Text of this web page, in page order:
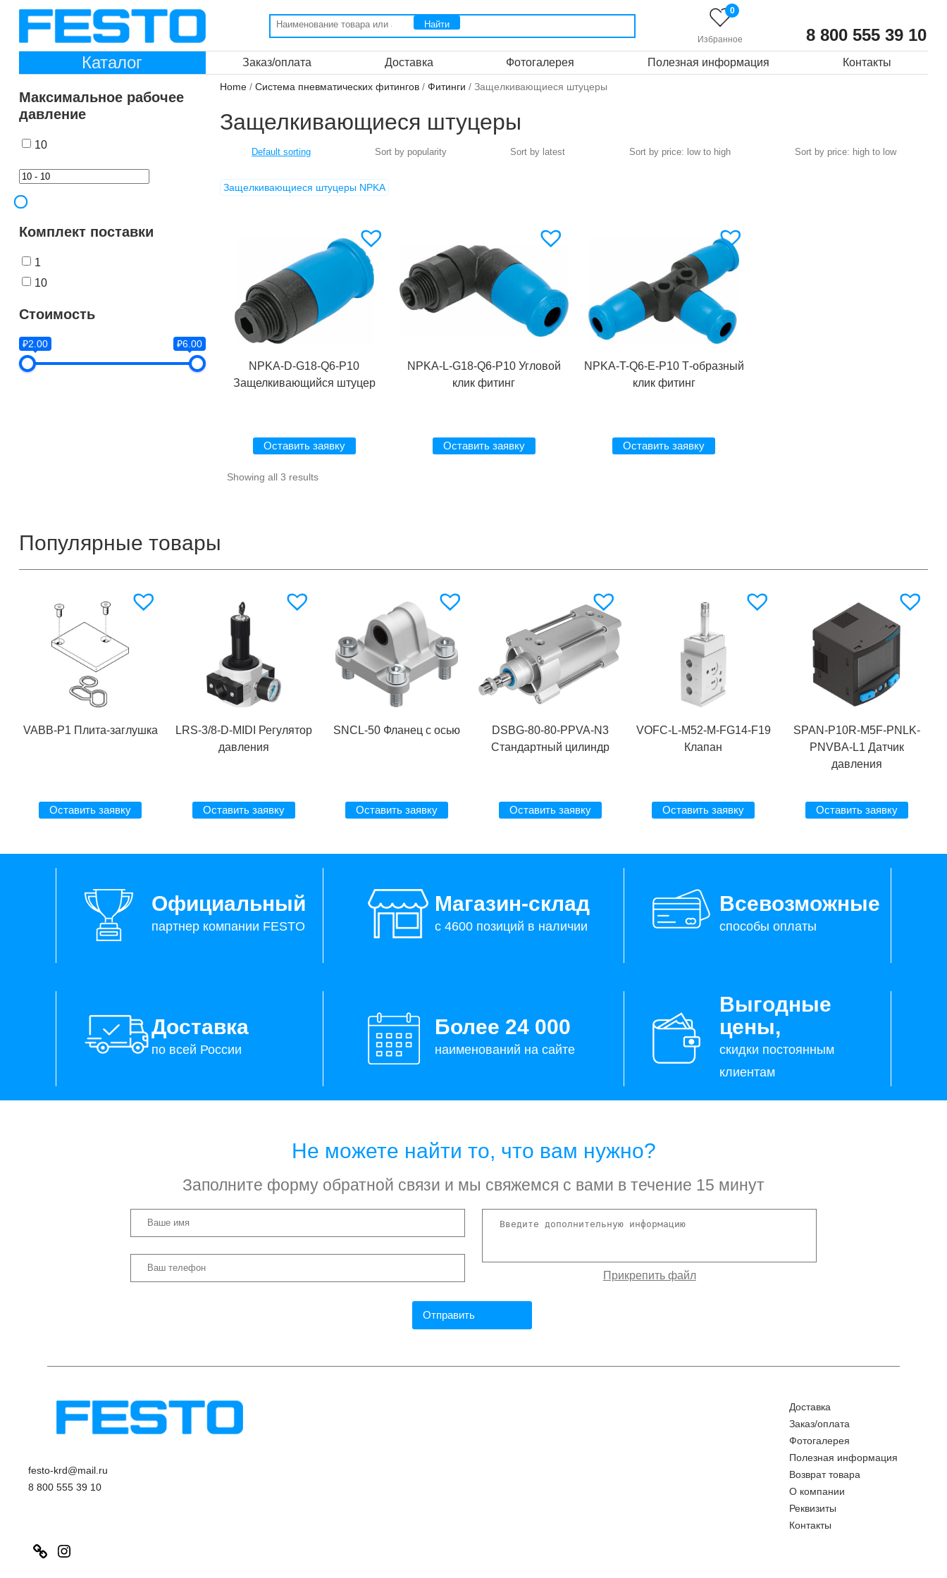
Избранное
0
8 800 555 39 10
Каталог
Заказ/оплата Доставка Фотогалерея Полезная информация Контакты
Максимальное рабочее
давление
10
Комплект поставки
1
10
Стоимость
₽2.00 ₽6.00
Home/ Система пневматических фитингов/ Фитинги / Защелкивающиеся штуцеры
Защелкивающиеся штуцеры
Защелкивающиеся штуцеры NPKA
NPKA-D-G18-Q6-P10
Защелкивающийся штуцер
Оставить заявку
NPKA-L-G18-Q6-P10 Угловой
клик фитинг
Оставить заявку
NPKA-T-Q6-E-P10 Т-образный
клик фитинг
Оставить заявку
Showing all 3 results
Популярные товары
VABB-P1 Плита-заглушка
Оставить заявку
LRS-3/8-D-MIDI Регулятор
давления
Оставить заявку
SNCL-50 Фланец с осью
Оставить заявку
DSBG-80-80-PPVA-N3
Стандартный цилиндр
Оставить заявку
VOFC-L-M52-M-FG14-F19
Клапан
Оставить заявку
SPAN-P10R-M5F-PNLK-
PNVBA-L1 Датчик
давления
Оставить заявку
Официальный
партнер компании FESTO
Магазин-склад
с 4600 позиций в наличии
Всевозможные
способы оплаты
Доставка
по всей России
Более 24 000
наименований на сайте
Выгодные
цены,
скидки постоянным
клиентам
Не можете найти то, что вам нужно?
Заполните форму обратной связи и мы свяжемся с вами в течение 15 минут
festo-krd@mail.ru
8 800 555 39 10
Link
Доставка
Заказ/оплата
Фотогалерея
Полезная информация
Возврат товара
О компании
Реквизиты
Контакты